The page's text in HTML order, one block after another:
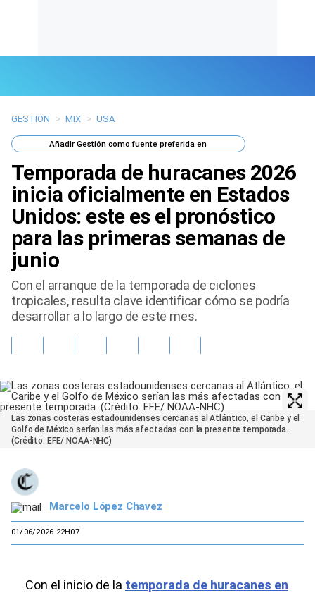
Últimas Noticias
Mi Bolsillo
Respuestas
Gente
Vida Laboral
Tendencias Mix
Sports
GESTION > MIX > USA
AñadirGestión como fuente preferida en
Temporada de huracanes 2026
inicia oficialmente en Estados
Unidos: este es el pronóstico
para las primeras semanas de
junio
Con el arranque de la temporada de ciclones
tropicales, resulta clave identificar cómo se podría
desarrollar a lo largo de este mes.
Las zonas costeras estadounidenses cercanas al Atlántico, el Caribe y el
Golfo de México serían las más afectadas con la presente temporada.
(Crédito: EFE/ NOAA-NHC)
Marcelo López Chavez
01/06/2026 22H07
Con el inicio de la temporada de huracanes en